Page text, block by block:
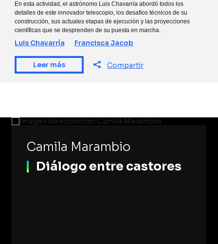
En esta actividad, el astrónomo Luis Chavarría abordó todos los
detalles de este innovador telescopio, los desafíos técnicos de su
construcción, sus actuales etapas de ejecución y las proyecciones
científicas que se desprenden de su puesta en marcha.
Luis Chavarría Francisca Jacob
Leer más Compartir
Camila Marambio
Diálogo entre castores